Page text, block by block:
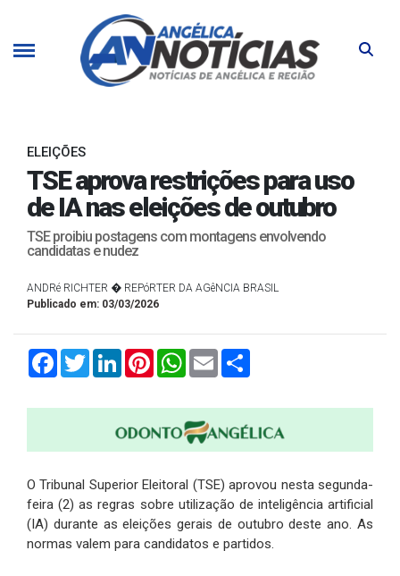
ELEIÇÕES
TSE aprova restrições para uso
de IA nas eleições de outubro
TSE proibiu postagens com montagens envolvendo
candidatas e nudez
ANDRé RICHTER � REPóRTER DA AGêNCIA BRASIL
Publicado em: 03/03/2026
FacebookTwitterLinkedInPinterestWhatsApp
Email
O Tribunal Superior Eleitoral (TSE) aprovou nesta segunda-
feira (2) as regras sobre utilização de inteligência artificial
(IA) durante as eleições gerais de outubro deste ano. As
normas valem para candidatos e partidos.